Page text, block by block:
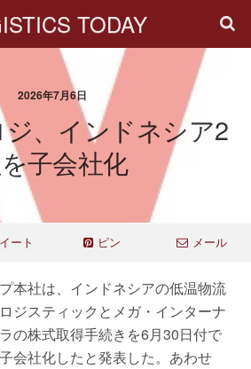
TODAY
2026年7月6日
、インドネシア2
子会社化
ート ピン メール
本社は、インドネシアの低温物流
ジスティックとメガ・インターナ
の株式取得手続きを6月30日付で
会社化したと発表した。あわせ